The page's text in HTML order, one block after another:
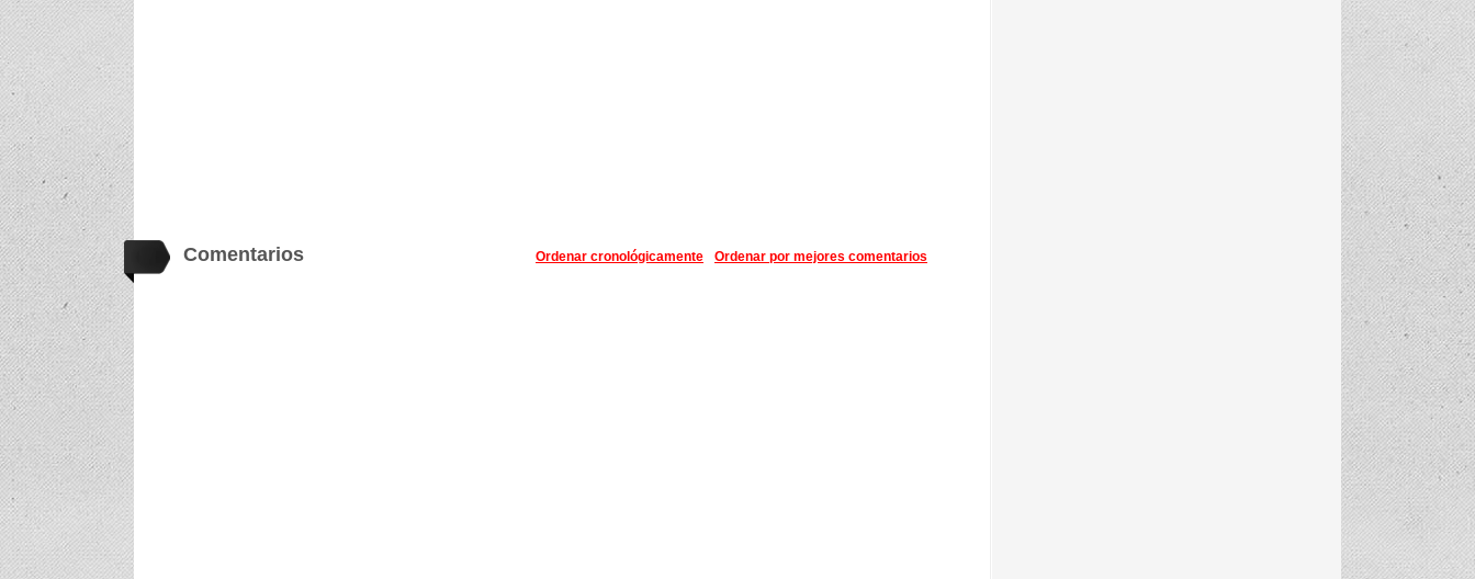
Comentarios Ordenar por mejores comentarios
Ordenar cronológicamente